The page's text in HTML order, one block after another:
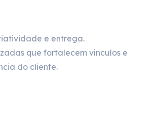
e entrega.
que fortalecem vínculos e
do cliente.